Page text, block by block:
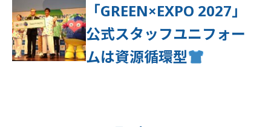
「GREEN×EXPO 2027」
公式スタッフユニフォー
ムは資源循環型